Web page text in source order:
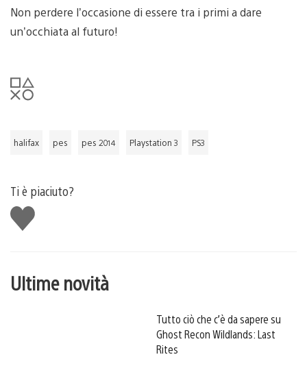
Non perdere l’occasione di essere tra i primi a dare
un’occhiata al futuro!
halifax pes pes 2014 Playstation 3 PS3
Ti è piaciuto?
Mi
piace
Ultime novità
Tutto ciò che c’è da sapere su
Ghost Recon Wildlands: Last
Rites